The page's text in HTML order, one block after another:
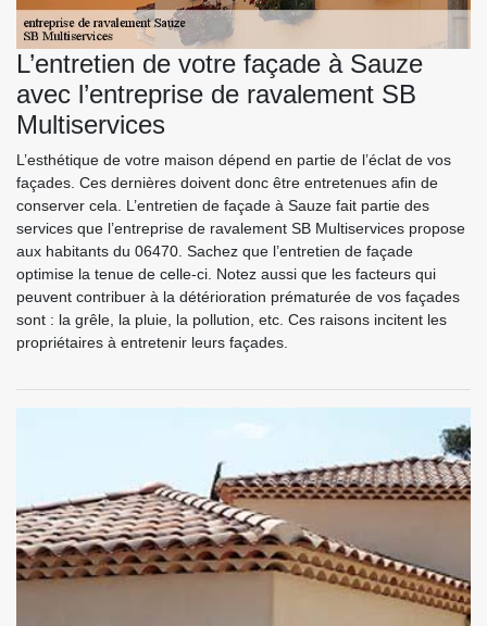
L’entretien de votre façade à Sauze
avec l’entreprise de ravalement SB
Multiservices
L’esthétique de votre maison dépend en partie de l’éclat de vos
façades. Ces dernières doivent donc être entretenues afin de
conserver cela. L’entretien de façade à Sauze fait partie des
services que l’entreprise de ravalement SB Multiservices propose
aux habitants du 06470. Sachez que l’entretien de façade
optimise la tenue de celle-ci. Notez aussi que les facteurs qui
peuvent contribuer à la détérioration prématurée de vos façades
sont : la grêle, la pluie, la pollution, etc. Ces raisons incitent les
propriétaires à entretenir leurs façades.